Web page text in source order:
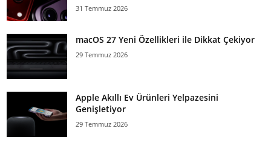
31 Temmuz 2026
macOS 27 Yeni Özellikleri ile Dikkat Çekiyor
29 Temmuz 2026
Apple Akıllı Ev Ürünleri Yelpazesini
Genişletiyor
29 Temmuz 2026